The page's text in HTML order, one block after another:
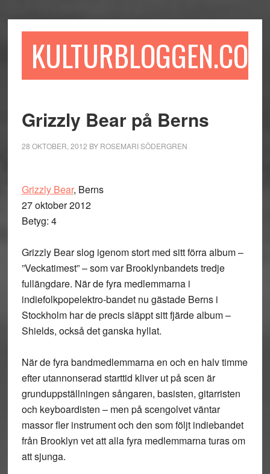
till
till
sidofältet
till
KULTURBLOGGEN.COM
Grizzly Bear på Berns
28 OKTOBER, 2012 BY ROSEMARI SÖDERGREN
Grizzly Bear, Berns
27 oktober 2012
Betyg: 4
Grizzly Bear slog igenom stort med sitt förra album –
”Veckatimest” – som var Brooklynbandets tredje
fullängdare. När de fyra medlemmarna i
indiefolkpopelektro-bandet nu gästade Berns i
Stockholm har de precis släppt sitt fjärde album –
Shields, också det ganska hyllat.
När de fyra bandmedlemmarna en och en halv timme
efter utannonserad starttid kliver ut på scen är
grunduppställningen sångaren, basisten, gitarristen
och keyboardisten – men på scengolvet väntar
massor fler instrument och den som följt indiebandet
från Brooklyn vet att alla fyra medlemmarna turas om
att sjunga.